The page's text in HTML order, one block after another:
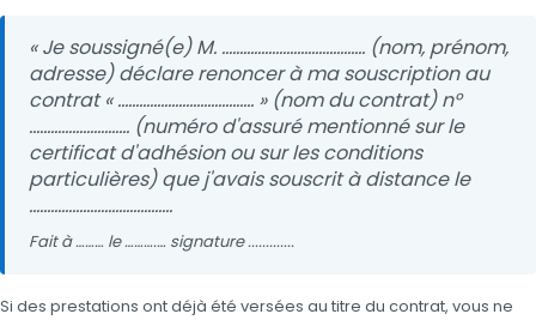
« Je soussigné(e) M. ........................................ (nom, prénom,
adresse) déclare renoncer à ma souscription au
contrat « ...................................... » (nom du contrat) n°
............................ (numéro d'assuré mentionné sur le
certificat d'adhésion ou sur les conditions
particulières) que j'avais souscrit à distance le
........................................
Fait à ……… le ……….… signature .............
Si des prestations ont déjà été versées au titre du contrat, vous ne